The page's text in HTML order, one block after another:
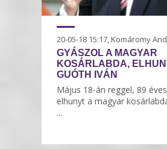
20-05-18 15:17, Komáromy
GYÁSZOL A MAGYAR
KOSÁRLABDA,
GUÓTH IVÁN
Május 18-án reggel, 89
elhunyt a magyar
...